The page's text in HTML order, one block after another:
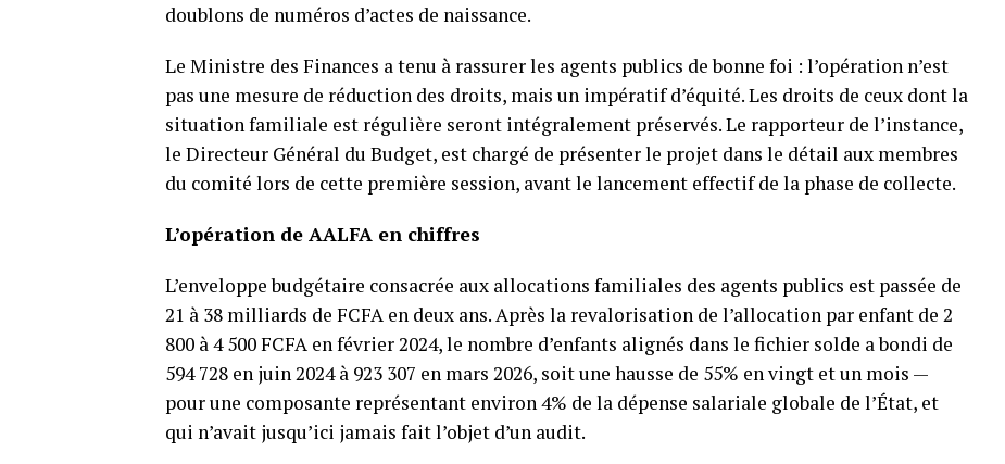
doublons de numéros d’actes de naissance.
Le Ministre des Finances a tenu à rassurer les agents publics de bonne foi : l’opération n’est
pas une mesure de réduction des droits, mais un impératif d’équité. Les droits de ceux dont la
situation familiale est régulière seront intégralement préservés. Le rapporteur de l’instance,
le Directeur Général du Budget, est chargé de présenter le projet dans le détail aux membres
du comité lors de cette première session, avant le lancement effectif de la phase de collecte.
L’opération de AALFA en chiffres
L’enveloppe budgétaire consacrée aux allocations familiales des agents publics est passée de
21 à 38 milliards de FCFA en deux ans. Après la revalorisation de l’allocation par enfant de 2
800 à 4 500 FCFA en février 2024, le nombre d’enfants alignés dans le fichier solde a bondi de
594 728 en juin 2024 à 923 307 en mars 2026, soit une hausse de 55% en vingt et un mois —
pour une composante représentant environ 4% de la dépense salariale globale de l’État, et
qui n’avait jusqu’ici jamais fait l’objet d’un audit.